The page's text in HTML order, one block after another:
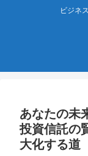
ビジネ
あなたの未
投資信託の
大化する道